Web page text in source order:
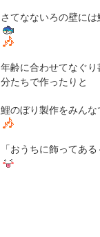
さてなないろの壁に
年齢に合わせてなぐ
分たちで作ったりと
鯉のぼり製作をみんな
「おうちに飾ってあ